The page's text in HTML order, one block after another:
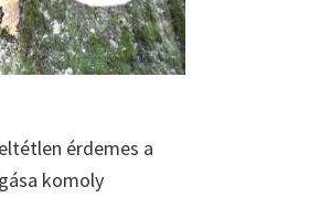
érdemes a
komoly